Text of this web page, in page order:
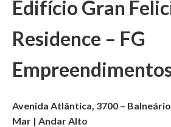
Edifício Gran
Residence – FG
Avenida Atlântica, 3700 –
Mar | Andar Alto